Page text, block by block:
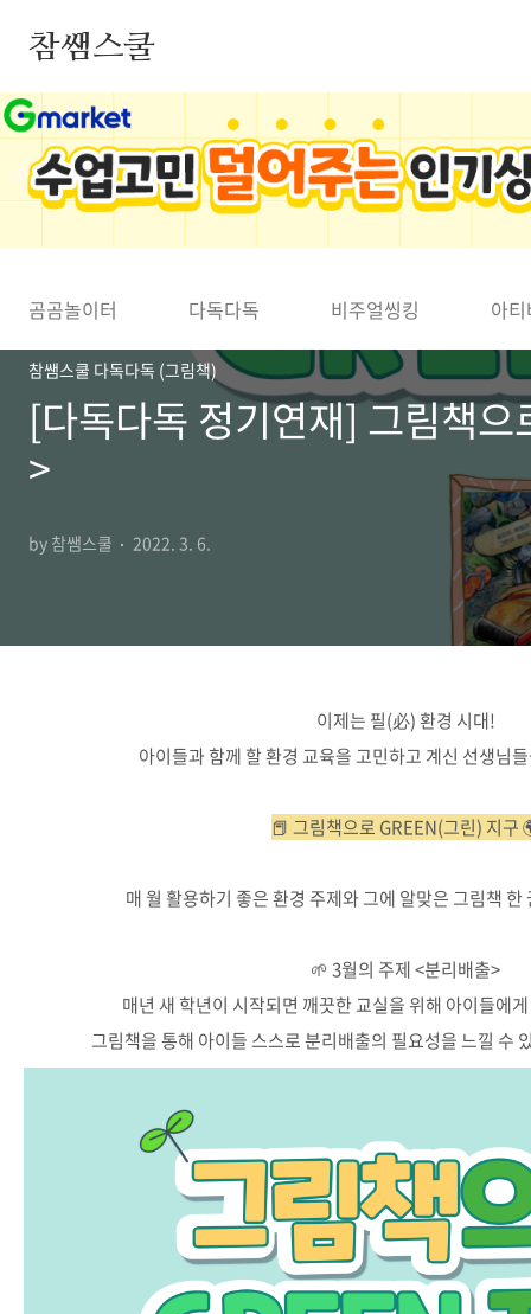
참쌤스쿨
◀
곰곰놀이터 다독다독 비주얼씽킹 아
참쌤스쿨 다독다독 (그림책)
[다독다독 정기연재] 그림책
>
by 참쌤스쿨 2022. 3. 6.
이제는 필(必) 환경 시대!
아이들과 함께 할 환경 교육을 고민하고 계신 선생님
📕 그림책으로 GREEN(그린) 지구
매 월 활용하기 좋은 환경 주제와 그에 알맞은 그림책
🌱 3월의 주제 <분리배출>
매년 새 학년이 시작되면 깨끗한 교실을 위해 아이들에
그림책을 통해 아이들 스스로 분리배출의 필요성을 느낄 수